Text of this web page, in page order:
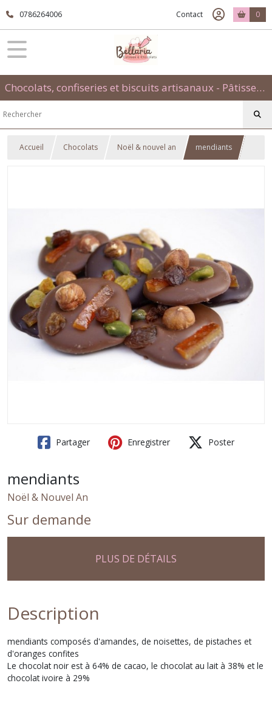
0786264006 Contact 0
Chocolats, confiseries et biscuits artisanaux - Pâtisseries évènementielles et traditionnelles
Accueil Chocolats Noël & nouvel an mendiants
Partager Enregistrer Poster
mendiants
Noël & Nouvel An
Sur demande
PLUS DE DÉTAILS
Description
mendiants composés d'amandes, de noisettes, de pistaches et
d'oranges confites
Le chocolat noir est à 64% de cacao, le chocolat au lait à 38% et le
chocolat ivoire à 29%